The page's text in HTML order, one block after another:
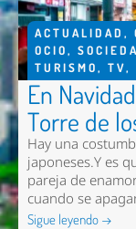
ACTUALIDAD ,
OCIO,
TURISMO, TV,
En
Torre de
Hay una
japoneses.Y es
pareja de
cuando se
Sigue leyendo →